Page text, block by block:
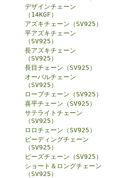
デザインチェーン
（14KGF）
アズキチェーン（SV925）
平アズキチェーン
（SV925）
長アズキチェーン
（SV925）
長目チェーン（SV925）
オーバルチェーン
（SV925）
ロープチェーン（SV925）
喜平チェーン（SV925）
サテライトチェーン
（SV925）
ロロチェーン（SV925）
ビーディングチェーン
（SV925）
ビーズチェーン（SV925）
ショート＆ロングチェーン
（SV925）